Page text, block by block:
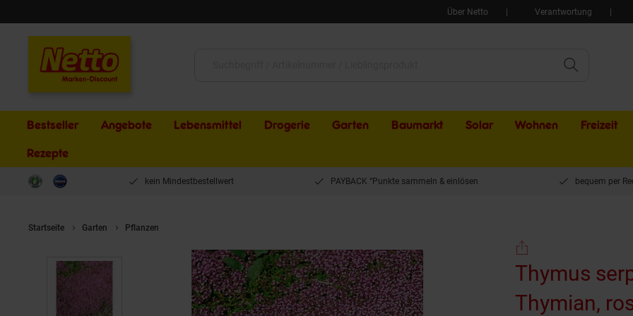
Über Netto Verantwortung
Bestseller Angebote Lebensmittel Drogerie Garten Baumarkt Solar Wohnen
Freizeit
Rezepte
kein Mindestbestellwert PAYBACK °Punkte sammeln & einlösen bequem per
Startseite Garten Pflanzen
Thymus
Thymian,